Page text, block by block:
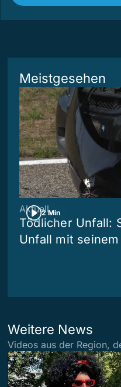
Meistgesehen
2 Min
Aktuell
Tödlicher Unfall:
Unfall mit
Weitere News
Videos aus der Region,